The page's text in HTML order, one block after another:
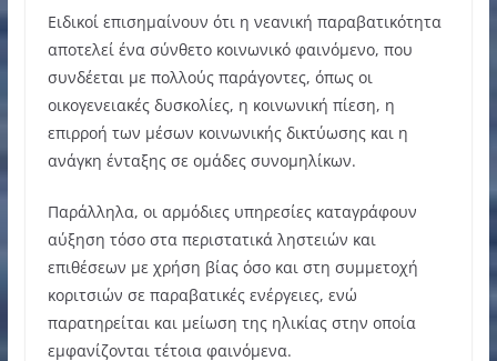
Ειδικοί επισημαίνουν ότι η νεανική παραβατικότητα
αποτελεί ένα σύνθετο κοινωνικό φαινόμενο, που
συνδέεται με πολλούς παράγοντες, όπως οι
οικογενειακές δυσκολίες, η κοινωνική πίεση, η
επιρροή των μέσων κοινωνικής δικτύωσης και η
ανάγκη ένταξης σε ομάδες συνομηλίκων.
Παράλληλα, οι αρμόδιες υπηρεσίες καταγράφουν
αύξηση τόσο στα περιστατικά ληστειών και
επιθέσεων με χρήση βίας όσο και στη συμμετοχή
κοριτσιών σε παραβατικές ενέργειες, ενώ
παρατηρείται και μείωση της ηλικίας στην οποία
εμφανίζονται τέτοια φαινόμενα.